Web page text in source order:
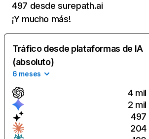
497 desde surepath.ai
¡Y mucho más!
Tráfico desde plataformas de IA
(absoluto)
6 meses
4 mil
2 mil
497
204